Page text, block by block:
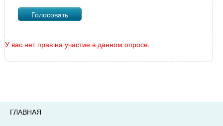
У вас нет прав на участие в данном опросе.
ГЛАВНАЯ